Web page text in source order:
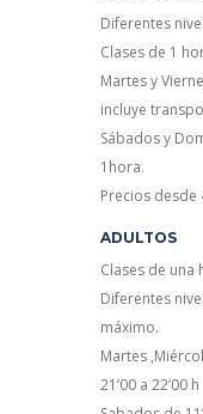
Diferentes
Clases de 1
Martes y
incluye
Sábados y
1hora.
Precios desde
ADULTOS
Clases de una
Diferentes
máximo.
Martes
21’00 a 22’00 h